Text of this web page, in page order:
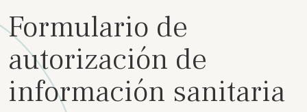
Formulario de
autorización de
información sanitaria